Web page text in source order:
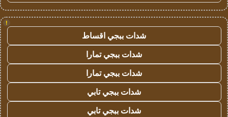
!
شدات ببجي اقساط
شدات ببجي تمارا
شدات ببجي تمارا
شدات ببجي تابي
شدات ببجي تابي